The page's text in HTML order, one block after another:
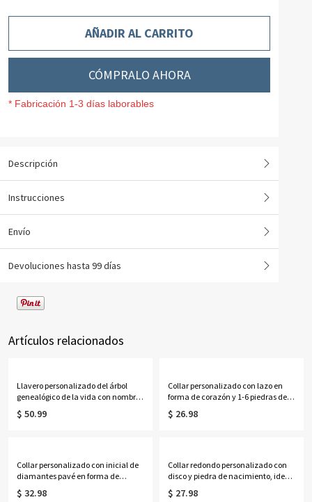
AÑADIR AL CARRITO
CÓMPRALO AHORA
* Fabricación 1-3 días laborables
Descripción
Instrucciones
Envío
Devoluciones hasta 99 días
Artículos relacionados
Llavero personalizado del árbol
genealógico de la vida con nombres
de 1 a 13 niños
$ 50.99
Collar personalizado con lazo en
forma de corazón y 1-6 piedras de
nacimiento con nombres, delicada
joyería familiar de cristal
$ 26.98
Collar personalizado con inicial de
diamantes pavé en forma de
corazón con rayos de sol, delicado
colgante de corazón festoneado
$ 32.98
Collar redondo personalizado con
disco y piedra de nacimiento, ideal
para la graduación de la escuela
secundaria o la universidad en
$ 27.98